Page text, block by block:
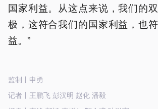
国家利益。从这点来说，我们的
极，这符合我们的国家利益，也
益。”
监制丨申勇
记者丨王鹏飞 彭汉明 赵化 潘毅